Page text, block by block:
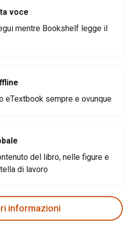
voce
mentre Bookshelf legge il
eTextbook sempre e ovunque
del libro, nelle figure e
di lavoro
informazioni